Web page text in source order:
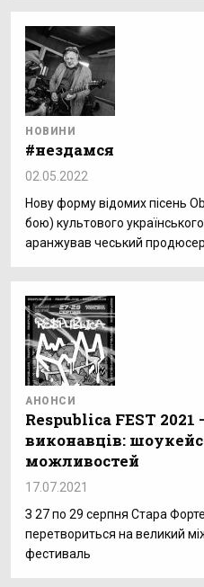
НОВИНИ
#нездамся
02.05.2022
Нову форму відомих пісень
бою) культового
аранжував чеський продюсер
АНОНСИ
Respublica FEST
виконавців:
можливостей
17.07.2021
З 27 по 29 серпня Стара
перетвориться на великий
фестиваль